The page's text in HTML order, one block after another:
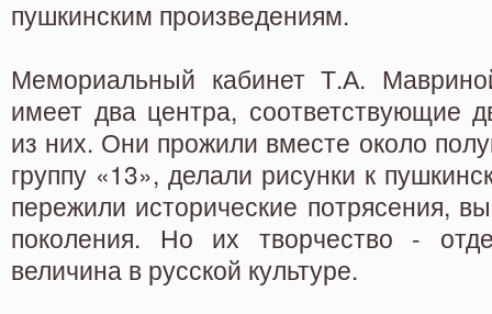
пушкинским произведениям.
Мемориальный кабинет Т.А.
имеет два центра, соответствующие
из них. Они прожили вместе около
группу «13», делали рисунки к
пережили исторические потрясения,
поколения. Но их творчество -
величина в русской культуре.